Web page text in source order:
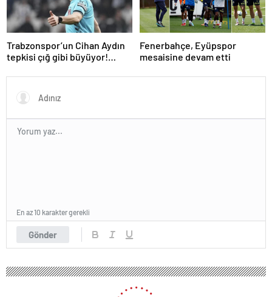
Trabzonspor’un Cihan Aydın
tepkisi çığ gibi büyüyor!
Fenerbahçe, Eyüpspor
mesaisine devam etti
Gönder
En az 10 karakter gerekli